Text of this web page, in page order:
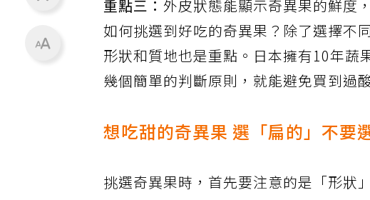
重點三： 外皮狀態能顯示奇異果的鮮度
如何挑選到好吃的奇異果？除了選擇不
形狀和質地也是重點。日本擁有10年
幾個簡單的判斷原則，就能避免買到過
想吃甜的奇異果 選「扁的」不要
挑選奇異果時，首先要注意的是「形狀